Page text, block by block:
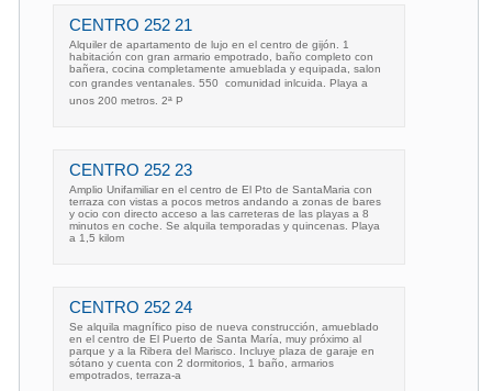
CENTRO 252 21
Alquiler de apartamento de lujo en el centro de gijón. 1
habitación con gran armario empotrado, baño completo con
bañera, cocina completamente amueblada y equipada, salon
con grandes ventanales. 550  comunidad inlcuida. Playa a
unos 200 metros. 2ª P
CENTRO 252 23
Amplio Unifamiliar en el centro de El Pto de SantaMaria con
terraza con vistas a pocos metros andando a zonas de bares
y ocio con directo acceso a las carreteras de las playas a 8
minutos en coche. Se alquila temporadas y quincenas. Playa
a 1,5 kilom
CENTRO 252 24
Se alquila magnífico piso de nueva construcción, amueblado
en el centro de El Puerto de Santa María, muy próximo al
parque y a la Ribera del Marisco. Incluye plaza de garaje en
sótano y cuenta con 2 dormitorios, 1 baño, armarios
empotrados, terraza-a